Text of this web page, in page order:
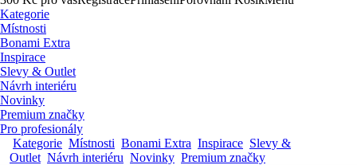
Kategorie
Místnosti
Bonami Extra
Inspirace
Slevy & Outlet
Návrh interiéru
Novinky
Premium značky
Pro profesionály
Kategorie Místnosti Bonami Extra Inspirace Slevy &
Outlet Návrh interiéru Novinky Premium značky